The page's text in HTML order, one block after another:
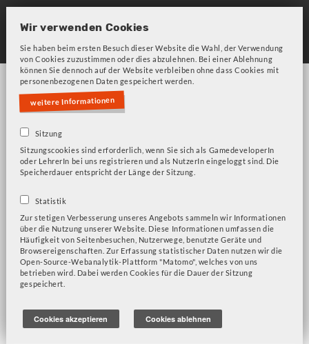
Skip
main
navigation
Fehlermeldung
Bitte beachten Sie unsere Frage zu Cookies!
Kontakt
Wir verwenden Cookies
Sie haben beim ersten Besuch dieser Website die Wahl, der Verwendung
von Cookies zuzustimmen oder dies abzulehnen. Bei einer Ablehnung
können Sie dennoch auf der Website verbleiben ohne dass Cookies mit
personenbezogenen Daten gespeichert werden.
weitere Informationen
Sitzung
Sitzungscookies sind erforderlich, wenn Sie sich als GamedeveloperIn
oder LehrerIn bei uns registrieren und als NutzerIn eingeloggt sind. Die
Speicherdauer entspricht der Länge der Sitzung.
Statistik
Zur stetigen Verbesserung unseres Angebots sammeln wir Informationen
über die Nutzung unserer Website. Diese Informationen umfassen die
Häufigkeit von Seitenbesuchen, Nutzerwege, benutzte Geräte und
Browsereigenschaften. Zur Erfassung statistischer Daten nutzen wir die
Open-Source-Webanalytik-Plattform "Matomo", welches von uns
betrieben wird. Dabei werden Cookies für die Dauer der Sitzung
gespeichert.
Cookies akzeptieren Cookies ablehnen
Statusmeldung
Entschuldigung...Für dieses Webformular
dürfen keine neuen Eingaben vorgenommen
werden.